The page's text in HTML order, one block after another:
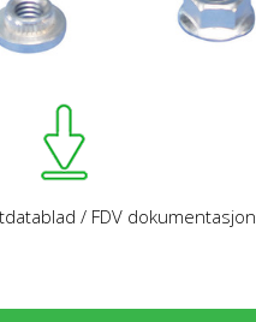
/ FDV dokumentasjon